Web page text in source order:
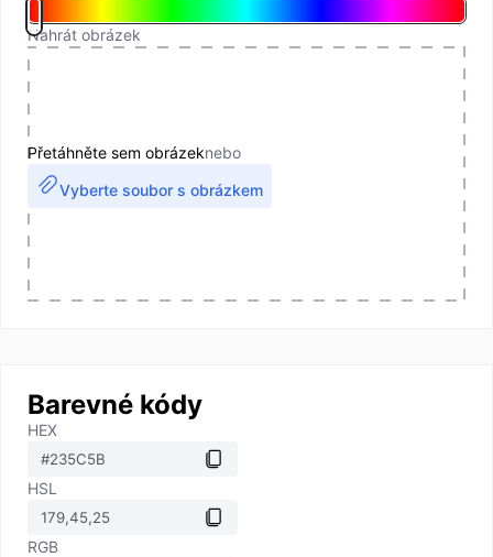
Nahrát obrázek
Přetáhněte sem obrázeknebo
Vyberte soubor s obrázkem
Barevné kódy
HEX
HSL
RGB